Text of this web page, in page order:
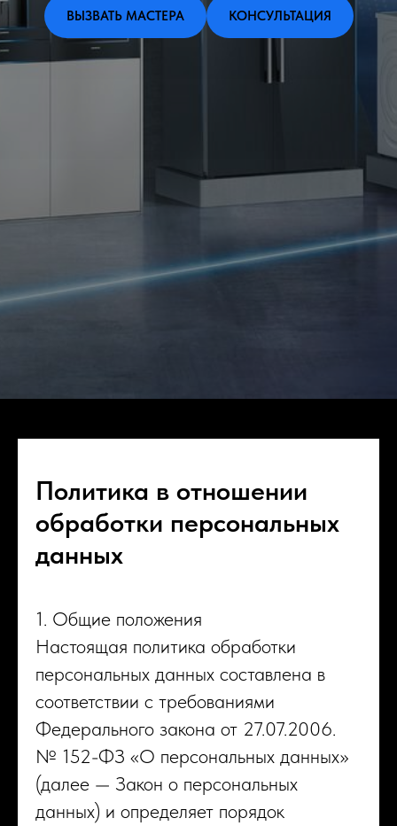
ВЫЗВАТЬ МАСТЕРА КОНСУЛЬТАЦИЯ
Политика в отношении
обработки персональных
данных
1. Общие положения
Настоящая политика обработки
персональных данных составлена в
соответствии с требованиями
Федерального закона от 27.07.2006.
№ 152-ФЗ «О персональных данных»
(далее — Закон о персональных
данных) и определяет порядок